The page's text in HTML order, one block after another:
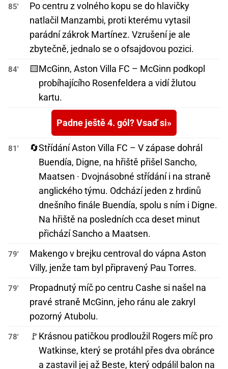
85'
Po centru z volného kopu se do hlavičky
natlačil Manzambi, proti kterému vytasil
parádní zákrok Martínez. Vzrušení je ale
zbytečně, jednalo se o ofsajdovou pozici.
84' 🟨McGinn, Aston Villa FC – McGinn podkopl
probíhajícího Rosenfeldera a vidí žlutou
kartu.
Padne ještě 4. gól? Vsaď si
81' 🔄Střídání Aston Villa FC – V zápase dohrál
Buendía, Digne, na hřiště přišel Sancho,
Maatsen · Dvojnásobné střídání i na straně
anglického týmu. Odchází jeden z hrdinů
dnešního finále Buendía, spolu s ním i Digne.
Na hřiště na posledních cca deset minut
přichází Sancho a Maatsen.
79'
Makengo v brejku centroval do vápna Aston
Villy, jenže tam byl připravený Pau Torres.
79'
Propadnutý míč po centru Cashe si našel na
pravé straně McGinn, jeho ránu ale zakryl
pozorný Atubolu.
78' 🚩Krásnou patičkou prodloužil Rogers míč pro
Watkinse, který se protáhl přes dva obránce
a zastavil jej až Beste, který odpálil balon na